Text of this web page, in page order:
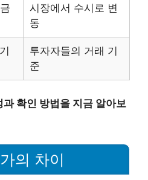
시장에서 수시로 변
동
투자자들의 거래 기
준
확인 방법을 지금 알아보
의 차이